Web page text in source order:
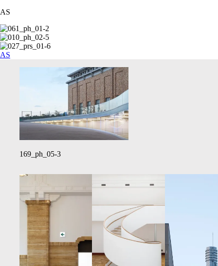
AS
AS
169_ph_05-3